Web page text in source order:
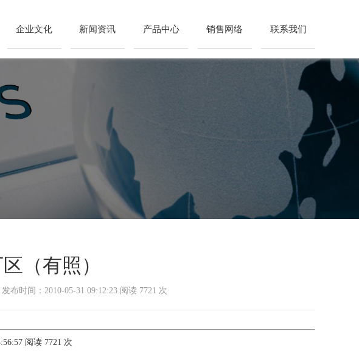
企业文化 新闻资讯 产品中心 销售网络 联系我们
（有照）
布时间：2010-05-31 09:12:23 阅读 7721 次
阅读 7721 次